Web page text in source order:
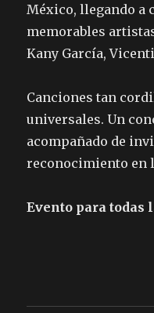
México, llegando a
memorables
Kany García,
Canciones tan
universales. Un
acompañado de
reconocimiento en
Evento para todas